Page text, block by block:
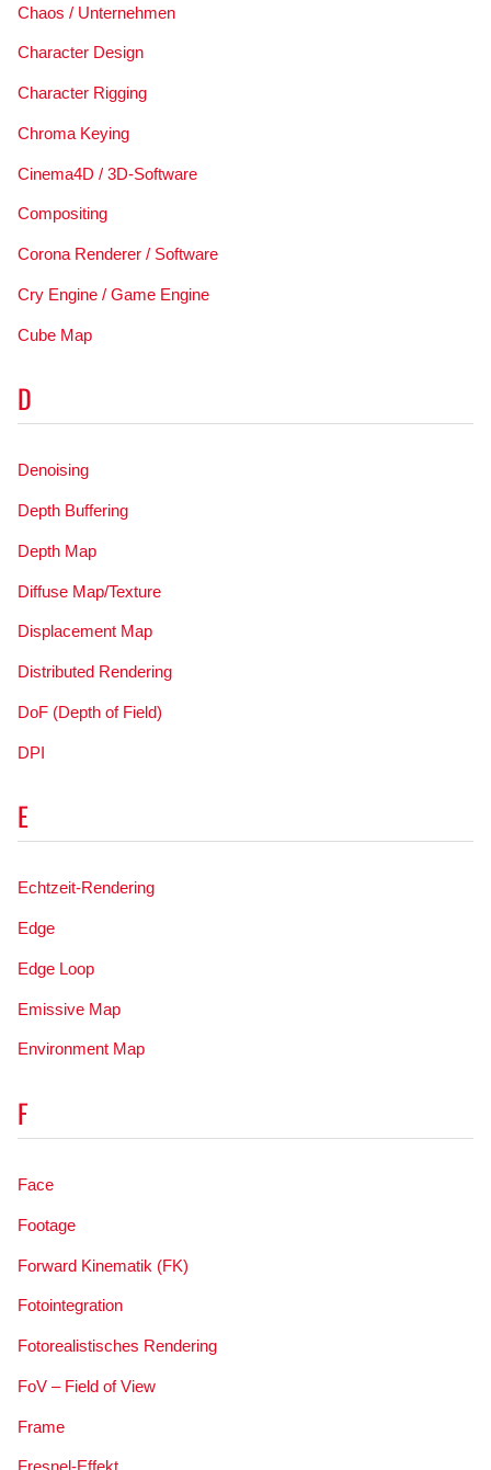
Chaos / Unternehmen
Character Design
Character Rigging
Chroma Keying
Cinema4D / 3D-Software
Compositing
Corona Renderer / Software
Cry Engine / Game Engine
Cube Map
D
Denoising
Depth Buffering
Depth Map
Diffuse Map/Texture
Displacement Map
Distributed Rendering
DoF (Depth of Field)
DPI
E
Echtzeit-Rendering
Edge
Edge Loop
Emissive Map
Environment Map
F
Face
Footage
Forward Kinematik (FK)
Fotointegration
Fotorealistisches Rendering
FoV – Field of View
Frame